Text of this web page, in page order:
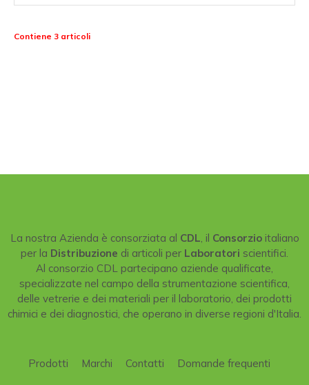
Contiene 3 articoli
La nostra Azienda è consorziata al CDL , il Consorzioitaliano
per la Distribuzione di articoli per Laboratori scientifici.
Al consorzio CDL partecipano aziende qualificate,
specializzate nel campo della strumentazione scientifica,
delle vetrerie e dei materiali per il laboratorio, dei prodotti
chimici e dei diagnostici, che operano in diverse regioni d'Italia.
Prodotti Marchi Contatti Domande frequenti